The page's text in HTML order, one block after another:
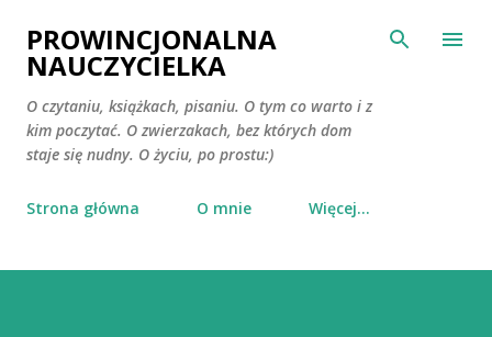
Przejdź do głównej zawartości
PROWINCJONALNA
NAUCZYCIELKA
O czytaniu, książkach, pisaniu. O tym co warto i z
kim poczytać. O zwierzakach, bez których dom
staje się nudny. O życiu, po prostu:)
Strona główna O mnie Więcej…